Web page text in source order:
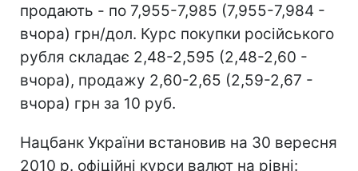
продають - по 7,955-7,985 (7,955-7,984 -
вчора) грн/дол. Курс покупки російського
рубля складає 2,48-2,595 (2,48-2,60 -
вчора), продажу 2,60-2,65 (2,59-2,67 -
вчора) грн за 10 руб.
Нацбанк України встановив на 30 вересня
2010 р. офіційні курси валют на рівні: